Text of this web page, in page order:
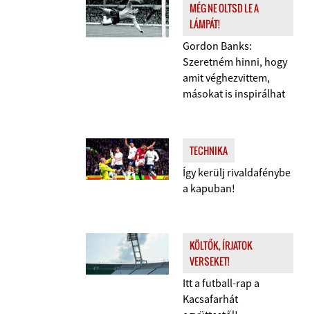
MÉG NE OLTSD LE A
LÁMPÁT!
Gordon Banks:
Szeretném hinni, hogy
amit véghezvittem,
másokat is inspirálhat
TECHNIKA
Így kerülj rivaldafénybe
a kapuban!
KÖLTŐK, ÍRJATOK
VERSEKET!
Itt a futball-rap a
Kacsafarhát